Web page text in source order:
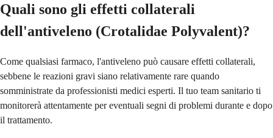
Quali sono gli effetti collaterali
dell'antiveleno (Crotalidae Polyvalent)?
Come qualsiasi farmaco, l'antiveleno può causare effetti collaterali,
sebbene le reazioni gravi siano relativamente rare quando
somministrate da professionisti medici esperti. Il tuo team sanitario ti
monitorerà attentamente per eventuali segni di problemi durante e dopo
il trattamento.